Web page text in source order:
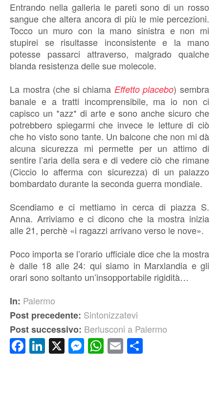
Entrando nella galleria le pareti sono di un rosso
sangue che altera ancora di più le mie percezioni.
Tocco un muro con la mano sinistra e non mi
stupirei se risultasse inconsistente e la mano
potesse passarci attraverso, malgrado qualche
blanda resistenza delle sue molecole.
La mostra (che si chiama Effetto placebo) sembra
banale e a tratti incomprensibile, ma io non ci
capisco un *azz* di arte e sono anche sicuro che
potrebbero spiegarmi che invece le letture di ciò
che ho visto sono tante. Un balcone che non mi dà
alcuna sicurezza mi permette per un attimo di
sentire l’aria della sera e di vedere ciò che rimane
(Ciccio lo afferma con sicurezza) di un palazzo
bombardato durante la seconda guerra mondiale.
Scendiamo e ci mettiamo in cerca di piazza S.
Anna. Arriviamo e ci dicono che la mostra inizia
alle 21, perchè «i ragazzi arrivano verso le nove».
Poco importa se l’orario ufficiale dice che la mostra
è dalle 18 alle 24: qui siamo in Marxlandia e gli
orari sono soltanto un’insopportabile rigidità…
In: Palermo
Post precedente: Sintonizzatevi
Post successivo: Berlusconi a Palermo
Facebook
LinkedIn
X Messenger
WhatsApp
Email